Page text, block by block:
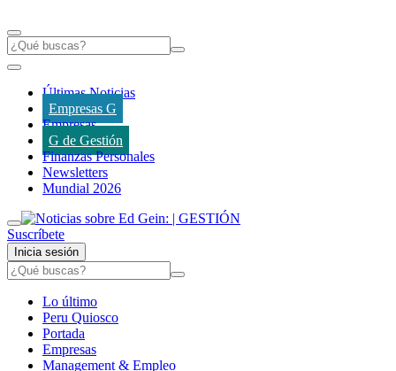
Últimas Noticias
Empresas G
Empresas
G de Gestión
Finanzas Personales
Newsletters
Mundial 2026
Suscríbete
Inicia sesión
Lo último
Peru Quiosco
Portada
Empresas
Management & Empleo